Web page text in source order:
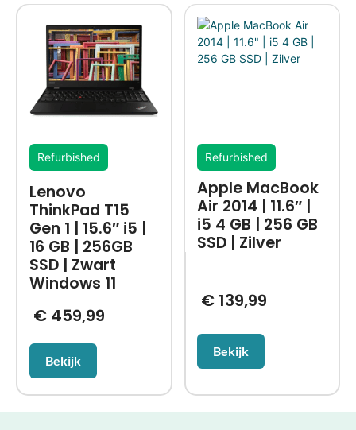
Refurbished
Lenovo
ThinkPad T15
Gen 1 | 15.6″ i5 |
16 GB | 256GB
SSD | Zwart
Windows 11
€459,99
Bekijk
Refurbished
Apple MacBook
Air 2014 | 11.6″ |
i5 4 GB | 256 GB
SSD | Zilver
€ 139,99
Bekijk